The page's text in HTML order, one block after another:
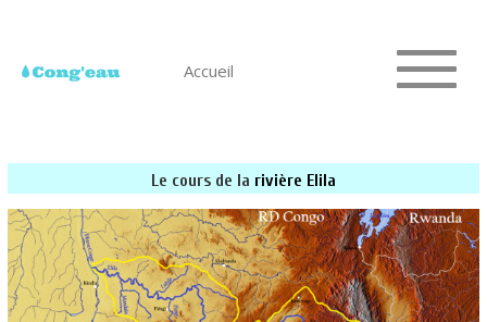
Accueil
Le cours de la rivière Elila